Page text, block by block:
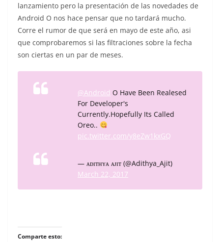
lanzamiento pero la presentación de las novedades de
Android O nos hace pensar que no tardará mucho.
Corre el rumor de que será en mayo de este año, asi
que comprobaremos si las filtraciones sobre la fecha
son ciertas en un par de meses.
@Android O Have Been Realesed
For Developer's
Currently.Hopefully Its Called
Oreo..
pic.twitter.com/y8eZw1kxGQ
— ᴀᴅɪᴛʜʏᴀ ᴀᴊɪᴛ (@Adithya_Ajit)
March 22, 2017
Comparte esto: